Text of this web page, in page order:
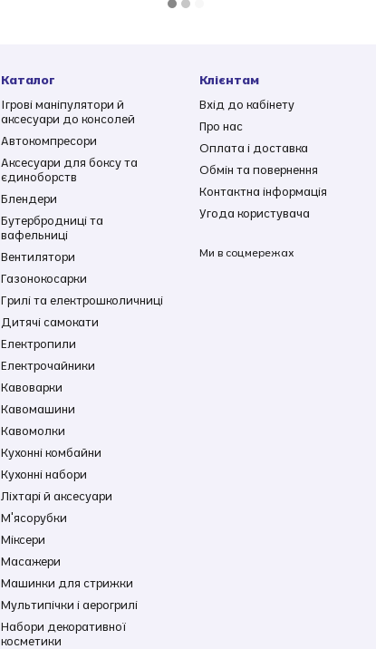
Каталог
Ігрові маніпулятори й
аксесуари до консолей
Автокомпресори
Аксесуари для боксу та
єдиноборств
Блендери
Бутербродниці та
вафельниці
Вентилятори
Газонокосарки
Грилі та електрошколичниці
Дитячі самокати
Електропили
Електрочайники
Кавоварки
Кавомашини
Кавомолки
Кухонні комбайни
Кухонні набори
Ліхтарі й аксесуари
М'ясорубки
Міксери
Масажери
Машинки для стрижки
Мультипічки і аерогрилі
Набори декоративної
косметики
Клієнтам
Вхід до кабінету
Про нас
Оплата і доставка
Обмін та повернення
Контактна інформація
Угода користувача
Ми в соцмережах